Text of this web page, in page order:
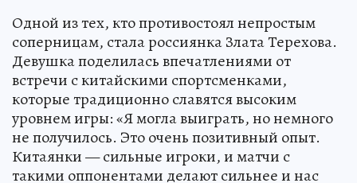
Одной из тех, кто противостоял непростым
соперницам, стала россиянка Злата Терехова.
Девушка поделилась впечатлениями от
встречи с китайскими спортсменками,
которые традиционно славятся высоким
уровнем игры: «Я могла выиграть, но немного
не получилось. Это очень позитивный опыт.
Китаянки — сильные игроки, и матчи с
такими оппонентами делают сильнее и нас